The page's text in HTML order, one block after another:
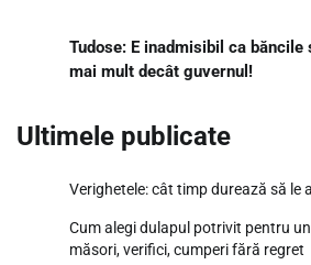
Tudose: E inadmisibil ca
mai mult decât guvernul!
Ultimele publicate
Verighetele: cât timp durează să le
Cum alegi dulapul potrivit pentru
măsori, verifici, cumperi fără regret